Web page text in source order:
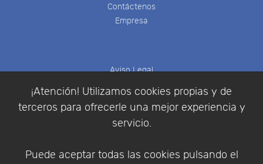
¡Atención! Utilizamos cookies propias y de
terceros para ofrecerle una mejor experiencia y
servicio.
Puede aceptar todas las cookies pulsando el
Contáctenos
Empresa
Aviso Legal
Política de Privacidad
Condiciones de compra
Identificarse